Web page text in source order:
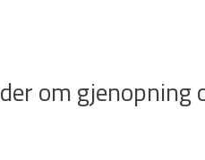
om gjenopning